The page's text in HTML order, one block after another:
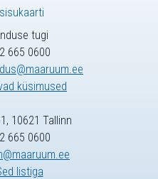
tugi
665 0600
küsimused
10621 Tallinn
665 0600
listiga